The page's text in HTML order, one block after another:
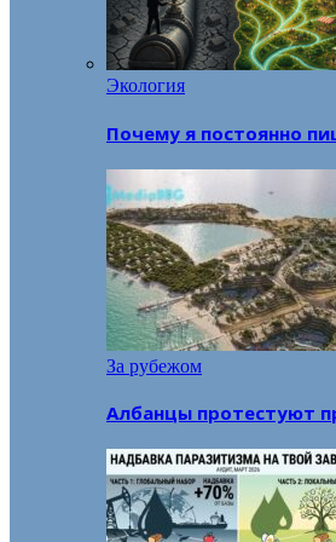
Экология
Почему я постоянно
За рубежом
Албанцы протестуют